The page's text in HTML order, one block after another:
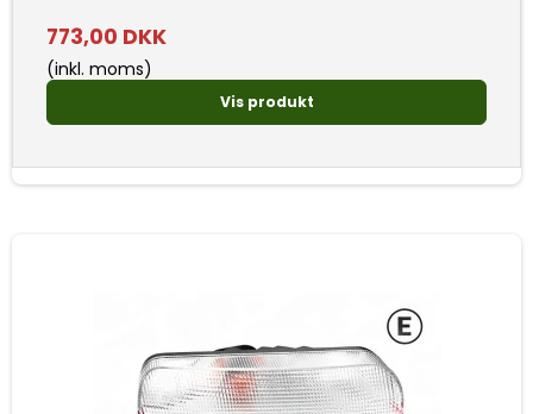
773,00 DKK
(inkl. moms)
Vis produkt